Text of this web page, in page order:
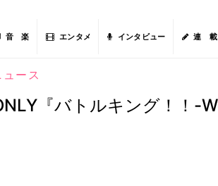
音 楽 エンタメ インタビュー 連 載
ース
『バトルキング！！-